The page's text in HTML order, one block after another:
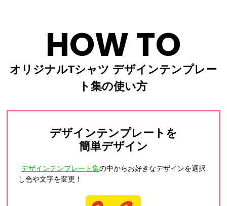
HOW TO
オリジナルTシャツ デザインテンプレー
ト集の使い方
デザインテンプレートを
簡単デザイン
デザインテンプレート集の中からお好きなデザインを選択
し色や文字を変更！